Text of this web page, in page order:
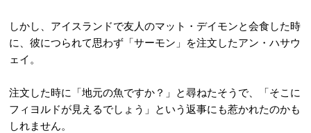
しかし、アイスランドで友人のマット・デイモンと会食した時
に、彼につられて思わず「サーモン」を注文したアン・ハサウ
ェイ。
注文した時に「地元の魚ですか？」と尋ねたそうで、「そこに
フィヨルドが見えるでしょう」という返事にも惹かれたのかも
しれません。